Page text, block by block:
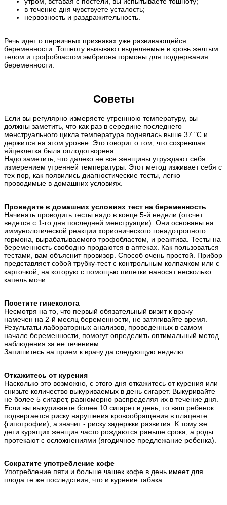
в течение дня чувствуете усталость;
нервозность и раздражительность.
Речь идет о первичных признаках уже развивающейся
беременности. Тошноту вызывают выделяемые в кровь желтым
телом и трофобластом эмбриона гормоны для поддержания
беременности.
Советы
Если вы регулярно измеряете утреннюю температуру, вы
должны заметить, что как раз в середине последнего
менструального цикла температура поднялась выше 37 "С и
держится на этом уровне. Это говорит о том, что созревшая
яйцеклетка была оплодотворена.
Надо заметить, что далеко не все женщины утруждают себя
измерением утренней температуры. Этот метод изживает себя с
тех пор, как появились диагностические тесты, легко
проводимые в домашних условиях.
Проведите в домашних условиях тест на беременность
Начинать проводить тесты надо в конце 5-й недели (отсчет
ведется с 1-го дня последней менструации). Они основаны на
иммунологической реакции хорионического гонадотропного
гормона, вырабатываемого трофобластом, и реактива. Тесты на
беременность свободно продаются в аптеках. Как пользоваться
тестами, вам объяснит провизор. Способ очень простой. Прибор
представляет собой трубку-тест с контрольным колпачком или с
карточкой, на которую с помощью пипетки наносят несколько
капель мочи.
Посетите гинеколога
Несмотря на то, что первый обязательный визит к врачу
намечен на 2-й месяц беременности, не затягивайте время.
Результаты лабораторных анализов, проведенных в самом
начале беременности, помогут определить оптимальный метод
наблюдения за ее течением.
Запишитесь на прием к врачу да следующую неделю.
Откажитесь от курения
Насколько это возможно, с этого дня откажитесь от курения или
снизьте количество выкуриваемых в день сигарет. Выкуривайте
не более 5 сигарет, равномерно распределяя их в течение дня.
Если вы выкуриваете более 10 сигарет в день, то ваш ребенок
подвергается риску нарушения кровообращения в плаценте
{гипотрофии), а значит - риску задержки развития. К тому же
дети курящих женщин часто рождаются раньше срока, а роды
протекают с осложнениями (ягодичное предлежание ребенка).
Сократите употребление кофе
Употребление пяти и больше чашек кофе в день имеет для
плода те же последствия, что и курение табака.